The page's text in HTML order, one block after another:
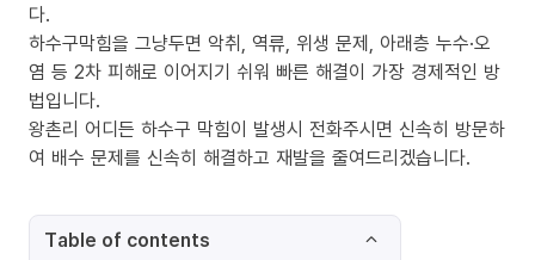
다.
하수구막힘을 그냥두면 악취, 역류, 위생 문제, 아래층 누수·오
염 등 2차 피해로 이어지기 쉬워 빠른 해결이 가장 경제적인 방
법입니다.
왕촌리 어디든 하수구 막힘이 발생시 전화주시면 신속히 방문하
여 배수 문제를 신속히 해결하고 재발을 줄여드리겠습니다.
Table of contents